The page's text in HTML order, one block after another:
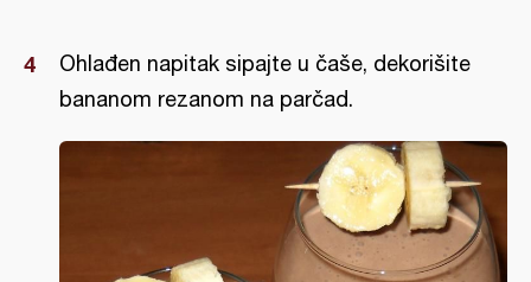
Ohlađen napitak sipajte u čaše, dekorišite
bananom rezanom na parčad.